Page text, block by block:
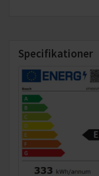
Specifikationer